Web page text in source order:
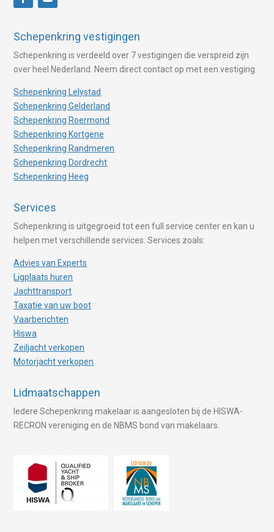
Schepenkring vestigingen
Schepenkring is verdeeld over 7 vestigingen die verspreid zijn
over heel Nederland. Neem direct contact op met een vestiging.
Schepenkring Lelystad
Schepenkring Gelderland
Schepenkring Roermond
Schepenkring Kortgene
Schepenkring Randmeren
Schepenkring Dordrecht
Schepenkring Heeg
Services
Schepenkring is uitgegroeid tot een full service center en kan u
helpen met verschillende services. Services zoals:
Advies van Experts
Ligplaats huren
Jachttransport
Taxatie van uw boot
Vaarberichten
Hiswa
Zeiljacht verkopen
Motorjacht verkopen
Lidmaatschappen
Iedere Schepenkring makelaar is aangesloten bij de HISWA-
RECRON vereniging en de NBMS bond van makelaars.